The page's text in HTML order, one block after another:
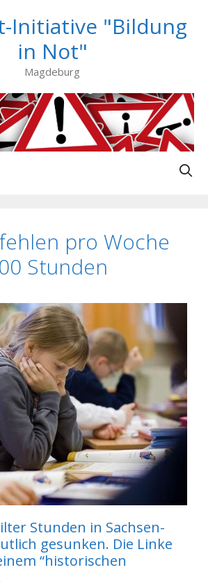
Initiative "Bildung
in Not"
Magdeburg
pro Woche
Stunden
Stunden in Sachsen-
gesunken. Die Linke
“historischen